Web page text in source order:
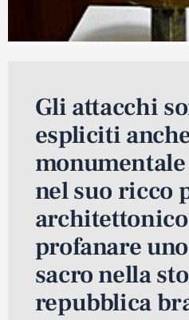
Gli attacchi
espliciti
nel suo ricco
profanare
sacro nella
repubblica